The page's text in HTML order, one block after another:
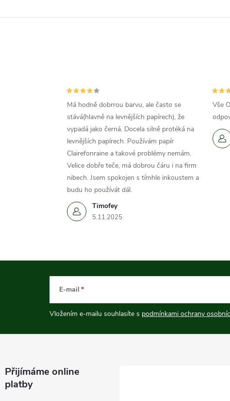
Timofey
5.11.2025
Má hodně dobrrou barvu, ale často se
stává(hlavně na levnějších papírech), že
vypadá jako černá. Docela silně protéká na
levnějších papírech. Používám papír
Clairefonraine a takové problémy nemám.
Velice dobře teče, má dobrou čáru i na firm
nibech. Jsem spokojen s tímhle inkoustem a
budu ho používát dál.
Vše
E-mail
Vložením e-mailu souhlasíte s podmínkami ochrany
Přijímáme online
platby